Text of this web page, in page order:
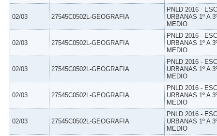
02/03 27545C0502L-GEOGRAFIA
PNLD 2016 -
URBANAS 1º A
MEDIO
02/03 27545C0502L-GEOGRAFIA
PNLD 2016 -
URBANAS 1º A
MEDIO
02/03 27545C0502L-GEOGRAFIA
PNLD 2016 -
URBANAS 1º A
MEDIO
02/03 27545C0502L-GEOGRAFIA
PNLD 2016 -
URBANAS 1º A
MEDIO
02/03 27545C0502L-GEOGRAFIA
PNLD 2016 -
URBANAS 1º A
MEDIO